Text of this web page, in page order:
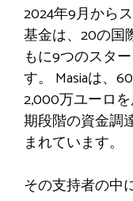
2024年9月から
基金は、20の国
もに9つのスタ
す。 Masiaは、
2,000万ユーロ
期段階の資金調
まれています。
その支持者の中